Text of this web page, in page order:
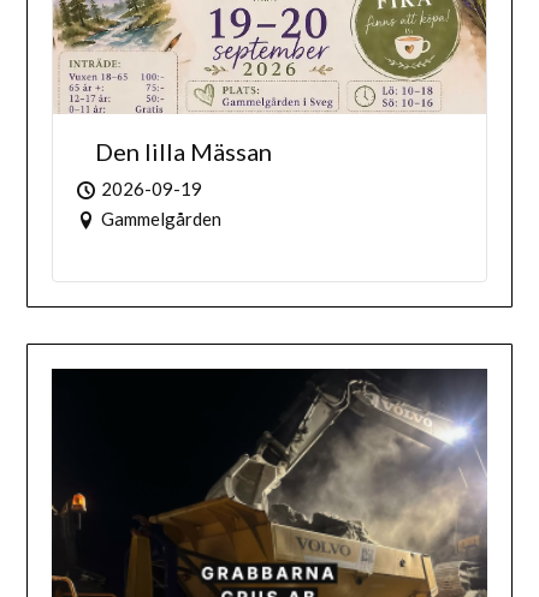
Den lilla Mässan
2026-09-19
Gammelgården